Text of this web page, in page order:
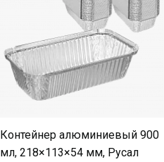
Контейнер алюминиевый 900
мл, 218×113×54 мм, Русал